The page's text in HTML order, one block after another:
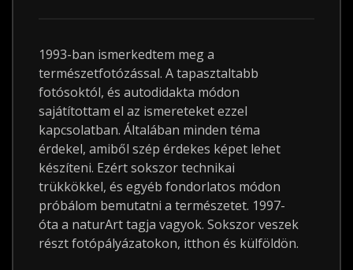
1993-ban ismerkedtem meg a
természetfotózással. A tapasztaltabb
fotósoktól, és autodidakta módon
sajátítottam el az ismereteket ezzel
kapcsolatban. Általában minden téma
érdekel, amiből szép érdekes képet lehet
készíteni. Ezért sokszor technikai
trükkökkel, és egyéb fondorlatos módon
próbálom bemutatni a természetet. 1997-
óta a naturArt tagja vagyok. Sokszor veszek
részt fotópályázatokon, itthon és külföldön.